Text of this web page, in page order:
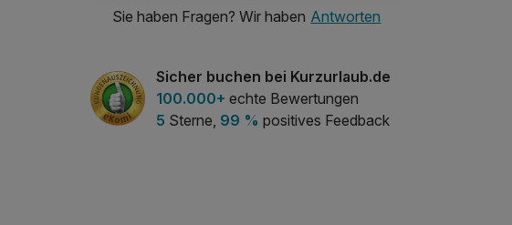
Sie haben Fragen? Wir haben Antworten
Sicher buchen bei Kurzurlaub.de
100.000+ echte Bewertungen
5 Sterne, 99 % positives Feedback